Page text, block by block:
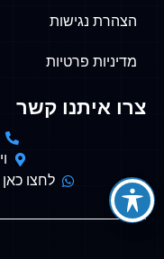
הצהרת נגישות
מדיניות פרטיות
צרו איתנו קשר
לחצו